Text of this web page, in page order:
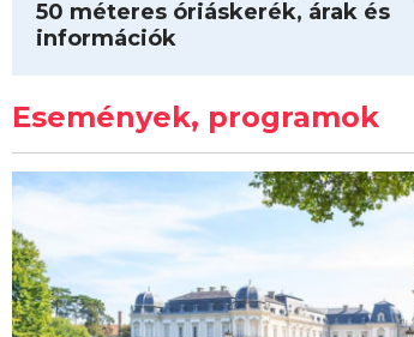
50 méteres óriáskerék, árak és
információk
Események, programok